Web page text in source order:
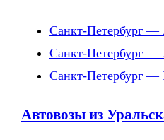
Санкт-Петербург
Санкт-Петербург —
Санкт-Петербург
Автовозы из